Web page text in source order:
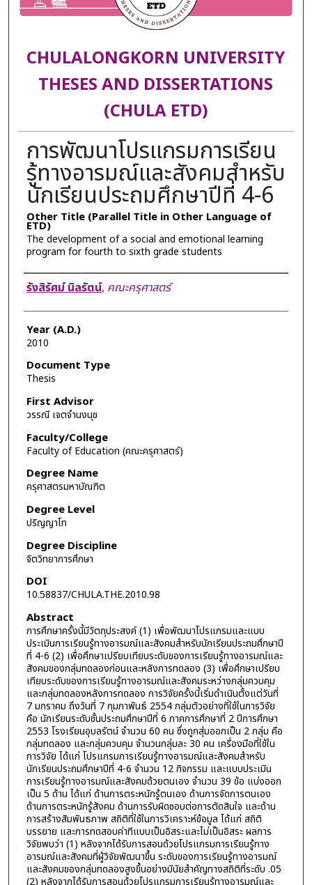
CHULALONGKORN UNIVERSITY
THESES AND DISSERTATIONS
(CHULA ETD)
การพัฒนาโปรแกรมการเรียน
รู้ทางอารมณ์และสังคมสำหรับ
นักเรียนประถมศึกษาปีที่ 4-6
Other Title (Parallel Title in Other Language of
ETD)
The development of a social and emotional learning
program for fourth to sixth grade students
Author
รังสิรัศม์ นิลรัตน์, คณะครุศาสตร์
Year (A.D.)
2010
Document Type
Thesis
First Advisor
วรรณี เจตจำนงนุช
Faculty/College
Faculty of Education (คณะครุศาสตร์)
Degree Name
ครุศาสตรมหาบัณฑิต
Degree Level
ปริญญาโท
Degree Discipline
จิตวิทยาการศึกษา
DOI
10.58837/CHULA.THE.2010.98
Abstract
การศึกษาครั้งนี้มีวัตถุประสงค์ (1) เพื่อพัฒนาโปรแกรมและแบบ
ประเมินการเรียนรู้ทางอารมณ์และสังคมสำหรับนักเรียนประถมศึกษาปี
ที่ 4-6 (2) เพื่อศึกษาเปรียบเทียบระดับของการเรียนรู้ทางอารมณ์และ
สังคมของกลุ่มทดลองก่อนและหลังการทดลอง (3) เพื่อศึกษาเปรียบ
เทียบระดับของการเรียนรู้ทางอารมณ์และสังคมระหว่างกลุ่มควบคุม
และกลุ่มทดลองหลังการทดลอง การวิจัยครั้งนี้เริ่มดำเนินตั้งแต่วันที่
7 มกราคม ถึงวันที่ 7 กุมภาพันธ์ 2554 กลุ่มตัวอย่างที่ใช้ในการวิจัย
คือ นักเรียนระดับชั้นประถมศึกษาปีที่ 6 ภาคการศึกษาที่ 2 ปีการศึกษา
2553 โรงเรียนอุบลรัตน์ จำนวน 60 คน ซึ่งถูกสุ่มออกเป็น 2 กลุ่ม คือ
กลุ่มทดลอง และกลุ่มควบคุม จำนวนกลุ่มละ 30 คน เครื่องมือที่ใช้ใน
การวิจัย ได้แก่ โปรแกรมการเรียนรู้ทางอารมณ์และสังคมสำหรับ
นักเรียนประถมศึกษาปีที่ 4-6 จำนวน 12 กิจกรรม และแบบประเมิน
การเรียนรู้ทางอารมณ์และสังคมด้วยตนเอง จำนวน 39 ข้อ แบ่งออก
เป็น 5 ด้าน ได้แก่ ด้านการตระหนักรู้ตนเอง ด้านการจัดการตนเอง
ด้านการตระหนักรู้สังคม ด้านการรับผิดชอบต่อการตัดสินใจ และด้าน
การสร้างสัมพันธภาพ สถิติที่ใช้ในการวิเคราะห์ข้อมูล ได้แก่ สถิติ
บรรยาย และการทดสอบค่าทีแบบเป็นอิสระและไม่เป็นอิสระ ผลการ
วิจัยพบว่า (1) หลังจากได้รับการสอนด้วยโปรแกรมการเรียนรู้ทาง
อารมณ์และสังคมที่ผู้วิจัยพัฒนาขึ้น ระดับของการเรียนรู้ทางอารมณ์
และสังคมของกลุ่มทดลองสูงขึ้นอย่างมีนัยสำคัญทางสถิติที่ระดับ .05
(2) หลังจากได้รับการสอนด้วยโปรแกรมการเรียนรู้ทางอารมณ์และ